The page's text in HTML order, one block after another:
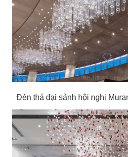
Đèn thả đại sảnh hội nghị